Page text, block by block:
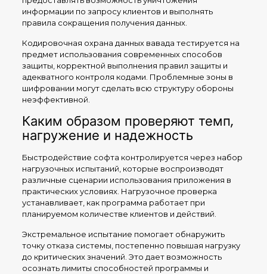
информации по запросу клиентов и выполнять
правила сокращения получения данных.
Кодировочная охрана данных вавада тестируется на
предмет использования современных способов
защиты, корректной выполнения правил защиты и
адекватного контроля кодами. Проблемные зоны в
шифровании могут сделать всю структуру обороны
неэффективной.
Каким образом проверяют темп,
нагружение и надежность
Быстродействие софта контролируется через набор
нагрузочных испытаний, которые воспроизводят
различные сценарии использования приложения в
практических условиях. Нагрузочное проверка
устанавливает, как программа работает при
планируемом количестве клиентов и действий.
Экстремальное испытание помогает обнаружить
точку отказа системы, постепенно повышая нагрузку
до критических значений. Это дает возможность
осознать лимиты способностей программы и